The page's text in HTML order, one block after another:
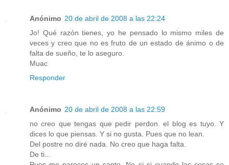
Anónimo 20 de abril de 2008 a las 22:24
Jo! Qué razón tienes, yo he pensado lo mismo miles de
veces y creo que no es fruto de un estado de ánimo o de
falta de sueño, te lo aseguro.
Muac
Responder
Anónimo 20 de abril de 2008 a las 22:59
no creo que tengas que pedir perdon. el blog es tuyo. Y
dices lo que piensas. Y si no gusta. Pues que no lean.
Del postre no diré nada. No creo que haga falta.
De ti...